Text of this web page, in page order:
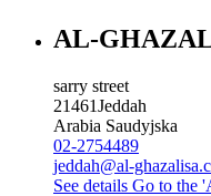
AL-
sarry street
21461Jeddah
Arabia Saudyjska
02-2754489
jeddah@al-
See details Go to the